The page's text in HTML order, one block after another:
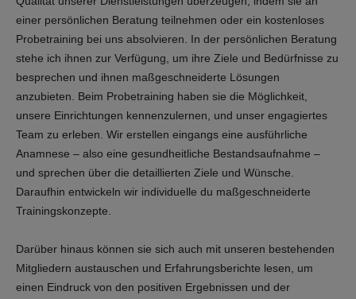
einer persönlichen Beratung teilnehmen oder ein kostenloses
Probetraining bei uns absolvieren. In der persönlichen Beratung
stehe ich ihnen zur Verfügung, um ihre Ziele und Bedürfnisse zu
besprechen und ihnen maßgeschneiderte Lösungen
anzubieten. Beim Probetraining haben sie die Möglichkeit,
unsere Einrichtungen kennenzulernen, und unser engagiertes
Team zu erleben. Wir erstellen eingangs eine ausführliche
Anamnese – also eine gesundheitliche Bestandsaufnahme –
und sprechen über die detaillierten Ziele und Wünsche.
Daraufhin entwickeln wir individuelle du maßgeschneiderte
Trainingskonzepte.
Darüber hinaus können sie sich auch mit unseren bestehenden
Mitgliedern austauschen und Erfahrungsberichte lesen, um
einen Eindruck von den positiven Ergebnissen und der